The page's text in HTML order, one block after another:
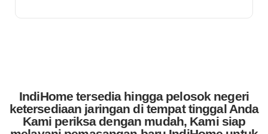
IndiHome tersedia hingga pelosok negeri
ketersediaan jaringan di tempat tinggal Anda
Kami periksa dengan mudah, Kami siap